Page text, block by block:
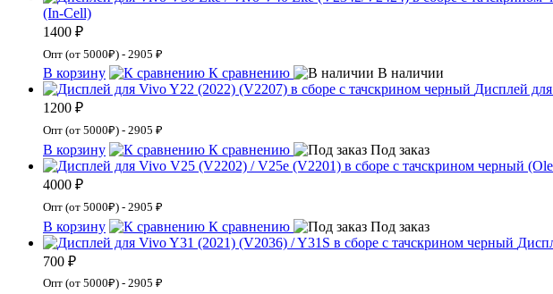
(In-Cell)
1400 ₽
Опт (от 5000₽) - 2905 ₽
В корзину К сравнению
В наличии
Дисплей
1200 ₽
Опт (от 5000₽) - 2905 ₽
В корзину К сравнению
Под заказ
4000 ₽
Опт (от 5000₽) - 2905 ₽
В корзину К сравнению
Под заказ
700 ₽
Опт (от 5000₽) - 2905 ₽